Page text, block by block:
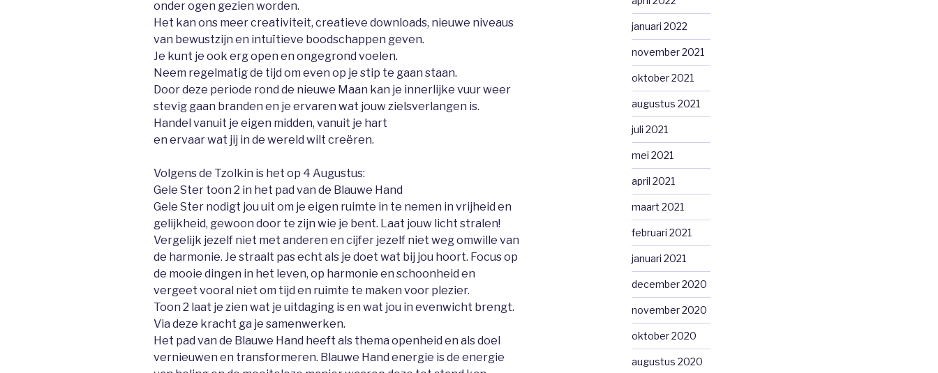
onder ogen gezien worden.
Het kan ons meer creativiteit, creatieve downloads, nieuwe niveaus
van bewustzijn en intuïtieve boodschappen geven.
Je kunt je ook erg open en ongegrond voelen.
Neem regelmatig de tijd om even op je stip te gaan staan.
Door deze periode rond de nieuwe Maan kan je innerlijke vuur weer
stevig gaan branden en je ervaren wat jouw zielsverlangen is.
Handel vanuit je eigen midden, vanuit je hart
en ervaar wat jij in de wereld wilt creëren.
Volgens de Tzolkin is het op 4 Augustus:
Gele Ster toon 2 in het pad van de Blauwe Hand
Gele Ster nodigt jou uit om je eigen ruimte in te nemen in vrijheid en
gelijkheid, gewoon door te zijn wie je bent. Laat jouw licht stralen!
Vergelijk jezelf niet met anderen en cijfer jezelf niet weg omwille van
de harmonie. Je straalt pas echt als je doet wat bij jou hoort. Focus op
de mooie dingen in het leven, op harmonie en schoonheid en
vergeet vooral niet om tijd en ruimte te maken voor plezier.
Toon 2 laat je zien wat je uitdaging is en wat jou in evenwicht brengt.
Via deze kracht ga je samenwerken.
Het pad van de Blauwe Hand heeft als thema openheid en als doel
vernieuwen en transformeren. Blauwe Hand energie is de energie
januari 2022
november 2021
oktober 2021
augustus 2021
juli 2021
mei 2021
april 2021
maart 2021
februari 2021
januari 2021
december 2020
november 2020
oktober 2020
augustus 2020